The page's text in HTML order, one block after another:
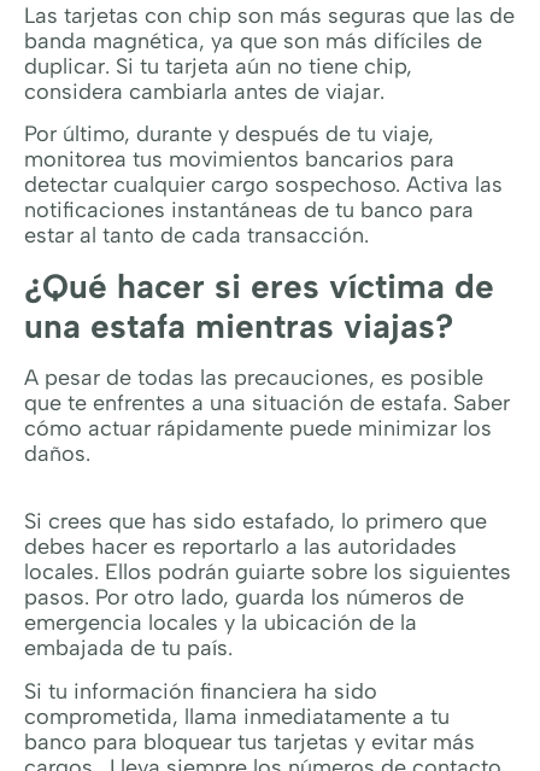
Las tarjetas con chip son más seguras que las de
banda magnética, ya que son más difíciles de
duplicar. Si tu tarjeta aún no tiene chip,
considera cambiarla antes de viajar.
Por último, durante y después de tu viaje,
monitorea tus movimientos bancarios para
detectar cualquier cargo sospechoso. Activa las
notificaciones instantáneas de tu banco para
estar al tanto de cada transacción.
¿Qué hacer si eres víctima de
una estafa mientras viajas?
A pesar de todas las precauciones, es posible
que te enfrentes a una situación de estafa. Saber
cómo actuar rápidamente puede minimizar los
daños.
Si crees que has sido estafado, lo primero que
debes hacer es reportarlo a las autoridades
locales. Ellos podrán guiarte sobre los siguientes
pasos. Por otro lado, guarda los números de
emergencia locales y la ubicación de la
embajada de tu país.
Si tu información financiera ha sido
comprometida, llama inmediatamente a tu
banco para bloquear tus tarjetas y evitar más